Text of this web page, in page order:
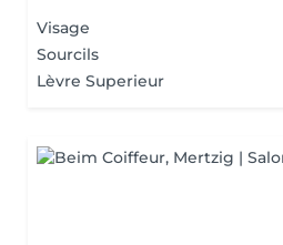
Visage
Sourcils
Lèvre Superieur